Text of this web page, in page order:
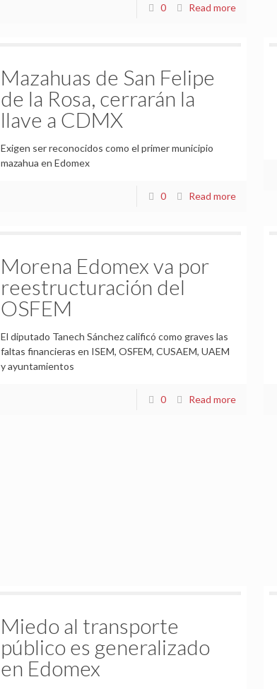
0 Read more
Mazahuas de San Felipe
de la Rosa, cerrarán la
llave a CDMX
Exigen ser reconocidos como el primer municipio
mazahua en Edomex
0 Read more
Morena Edomex va por
reestructuración del
OSFEM
El diputado Tanech Sánchez calificó como graves las
faltas financieras en ISEM, OSFEM, CUSAEM, UAEM
y ayuntamientos
0 Read more
Miedo al transporte
público es generalizado
en Edomex